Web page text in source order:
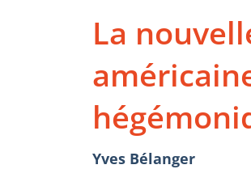
La
Yves Bélanger